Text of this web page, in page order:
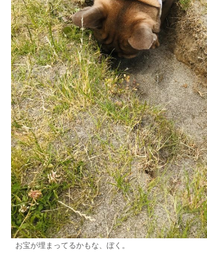
お宝が埋まってるかもな、ぼく。